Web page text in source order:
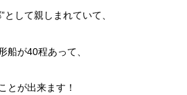
して親しまれていて、
が40程あって、
とが出来ます！